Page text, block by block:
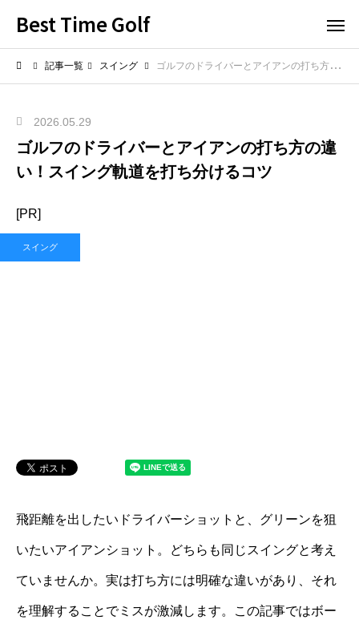
Best Time Golf
記事一覧 スイング ゴルフのドライバーとアイアンの打ち方の違い！スイング軌道を打ち分けるコツ
2026.05.29
ゴルフのドライバーとアイアンの打ち方の違
い！スイング軌道を打ち分けるコツ
[PR]
スイング
飛距離を出したいドライバーショットと、グリーンを狙
いたいアイアンショット。どちらも同じスイングと考え
ていませんか。実は打ち方には明確な違いがあり、それ
を理解することでミスが激減します。この記事ではボー